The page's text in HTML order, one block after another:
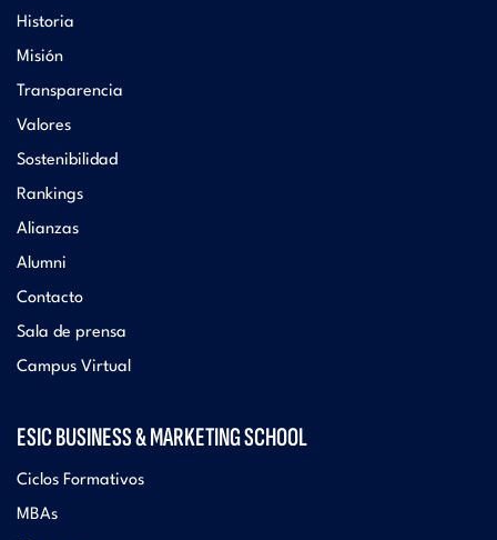
Historia
Misión
Transparencia
Valores
Sostenibilidad
Rankings
Alianzas
Alumni
Contacto
Sala de prensa
Campus Virtual
ESIC BUSINESS & MARKETING SCHOOL
Ciclos Formativos
MBAs